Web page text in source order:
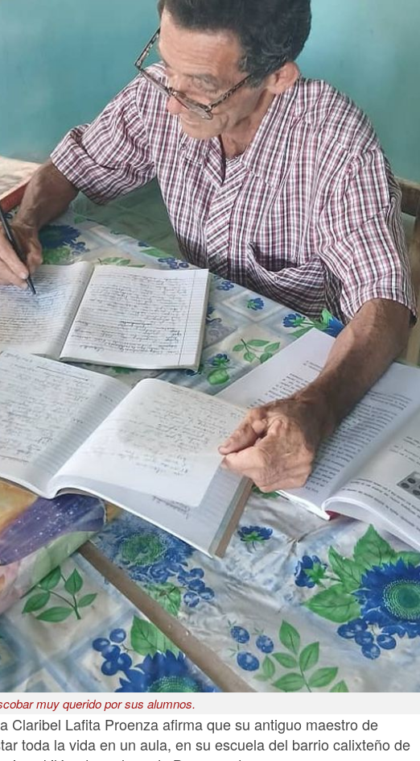
muy querido por sus alumnos.
Claribel Lafita Proenza afirma que su antiguo maestro de
toda la vida en un aula, en su escuela del barrio calixteño de